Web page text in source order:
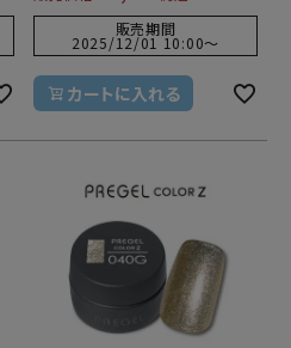
販売期間
2025/12/01 10:00〜
カートに入れる